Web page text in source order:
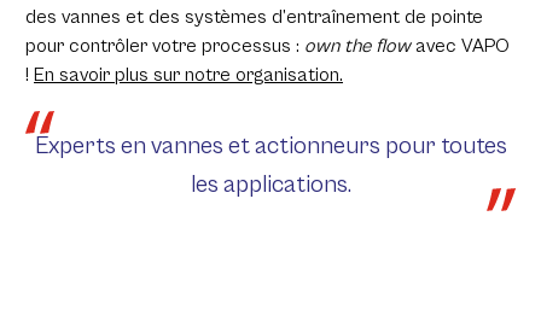
des vannes et des systèmes d’entraînement de pointe
pour contrôler votre processus : own the flowavec VAPO
! En savoir plus sur notre organisation.
Experts en vannes et actionneurs pour toutes
les applications.